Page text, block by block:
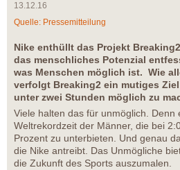
13.12.16
Quelle: Pressemitteilung
Nike enthüllt das Projekt
das menschliches Potenzial
was Menschen möglich ist. Wie
verfolgt Breaking2 ein mutiges
unter zwei Stunden möglich zu
Viele halten das für unmöglich. Denn
Weltrekordzeit der Männer, die bei
Prozent zu unterbieten. Und genau
die Nike antreibt. Das Unmögliche
die Zukunft des Sports auszumalen.